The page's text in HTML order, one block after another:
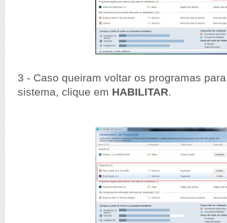
3 - Caso queiram voltar os programas
sistema, clique em HABILITAR.